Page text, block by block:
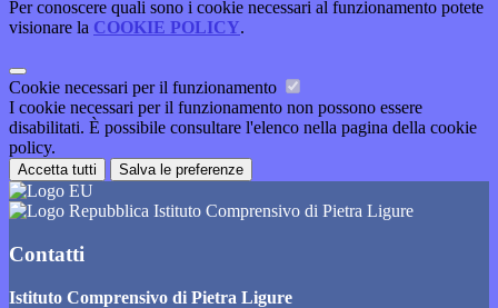
Per conoscere quali sono i cookie necessari al funzionamento potete
visionare la COOKIE POLICY.
Cookie necessari per il funzionamento
I cookie necessari per il funzionamento non possono essere
disabilitati. È possibile consultare l'elenco nella pagina della cookie
policy.
Accetta tutti Salva le preferenze
Istituto Comprensivo di Pietra Ligure
Contatti
Istituto Comprensivo di Pietra Ligure